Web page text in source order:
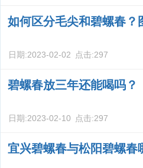
如何区分毛尖和碧螺春？
日期:2023-02-02 点击:297
碧螺春放三年还能喝吗？
日期:2023-02-10 点击:297
宜兴碧螺春与松阳碧螺春